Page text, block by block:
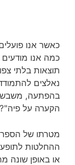
כאשר אנו
כמה אנו
תוצאות בלתי
נאלצים
בהפתעה,
הקערה על פיה"?
מטרתו של
ההחלטות
או באופן שונה